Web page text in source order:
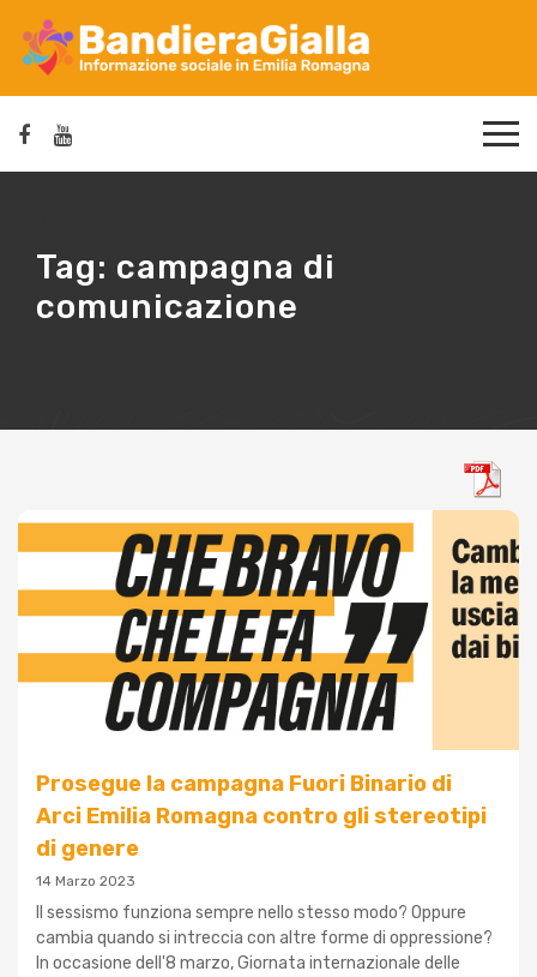
Tag: campagna di
comunicazione
Prosegue la campagna Fuori Binario di
Arci Emilia Romagna contro gli stereotipi
di genere
14 Marzo 2023
Il sessismo funziona sempre nello stesso modo? Oppure
cambia quando si intreccia con altre forme di oppressione?
In occasione dell'8 marzo, Giornata internazionale delle